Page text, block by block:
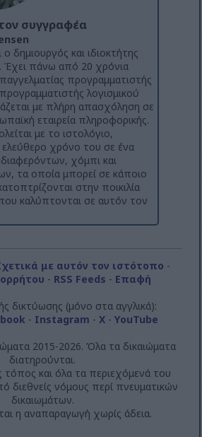
συγγραφέα
δημιουργός και ιδιοκτήτης
Έχει πάνω από 20 χρόνια
προγραμματιστής
λογισμικού
με πλήρη απασχόληση σε
εταιρεία πληροφορικής.
με το ιστολόγιο,
ελεύθερο χρόνο του σε ένα
χόμπι και
τα οποία μπορεί σε κάποιο
στην ποικιλία
καλύπτονται σε αυτόν τον
με αυτόν τον ιστότοπο -
- RSS Feeds - Επαφή
δικτύωσης (μόνο στα αγγλικά):
- Instagram - X- YouTube
2015-2026. Όλα τα δικαιώματα
διατηρούνται.
τόπος και όλα τα περιεχόμενά του
διεθνείς νόμους περί πνευματικών
δικαιωμάτων.
η αναπαραγωγή χωρίς άδεια.